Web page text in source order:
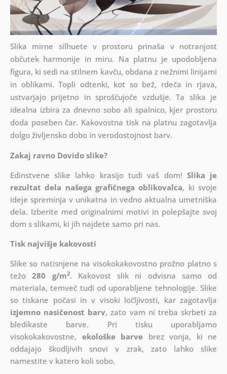
Slika mirne silhuete v prostoru prinaša v notranjost
občutek harmonije in miru. Na platnu je upodobljena
figura, ki sedi na stilnem kavču, obdana z nežnimi linijami
in oblikami. Topli odtenki, kot so bež, rdeča in rjava,
ustvarjajo prijetno in sproščujoče vzdušje. Ta slika je
idealna izbira za dnevno sobo ali spalnico, kjer prostoru
doda poseben čar. Kakovostna tisk na platnu zagotavlja
dolgo življensko dobo in verodostojnost barv.
Zakaj ravno Dovido slike?
Edinstvene slike lahko krasijo tudi vaš dom! Slika je
rezultat dela našega grafičnega oblikovalca, ki svoje
ideje spreminja v unikatna in vedno aktualna umetniška
dela. Izberite med originalnimi motivi in polepšajte svoj
dom s slikami, ki jih najdete samo pri nas.
Tisk najvišje kakovosti
Slike so natisnjene na visokokakovostno prožno platno s
težo280 g/m2. Kakovost slik ni odvisna samo od
materiala, temveč tudi od uporabljene tehnologije. Slike
so tiskane počasi in v visoki ločljivosti, kar zagotavlja
izjemno nasičenost barv, zato vam ni treba skrbeti za
bledikaste barve. Pri tisku uporabljamo
visokokakovostne, ekološke barve brez vonja, ki ne
oddajajo škodljivih snovi v zrak, zato lahko slike
namestite v katero koli sobo.